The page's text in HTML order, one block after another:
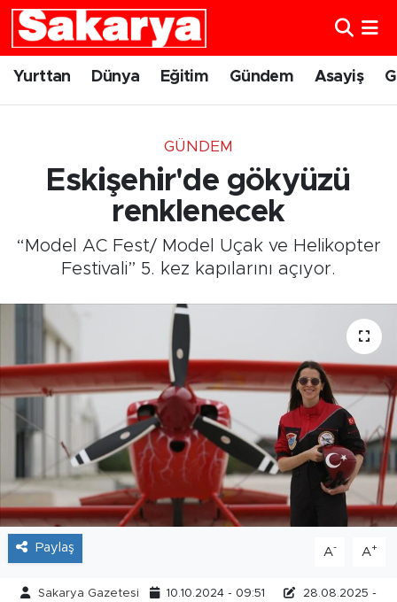
Yurttan Dünya Eğitim Gündem Asayiş
GÜNDEM
Eskişehir'de gökyüzü
renklenecek
“Model AC Fest/ Model Uçak ve Helikopter
Festivali” 5. kez kapılarını açıyor.
Paylaş A- A+
Sakarya Gazetesi 10.10.2024 - 09:51
28.08.2025 -
Yurttan
Gündem
Eskişehirspor
Sağlık
Kültür Sanat
Tarihçe
Resmi İlanlar
Söyleşi
Foto Şaka
Eskişehir Nöbetçi Eczaneler
Eskişehir Trafik Yoğunluk Haritası
Süper Lig Puan Durumu ve Fikstür
Son Dakika Haberleri
Haber Arşivi